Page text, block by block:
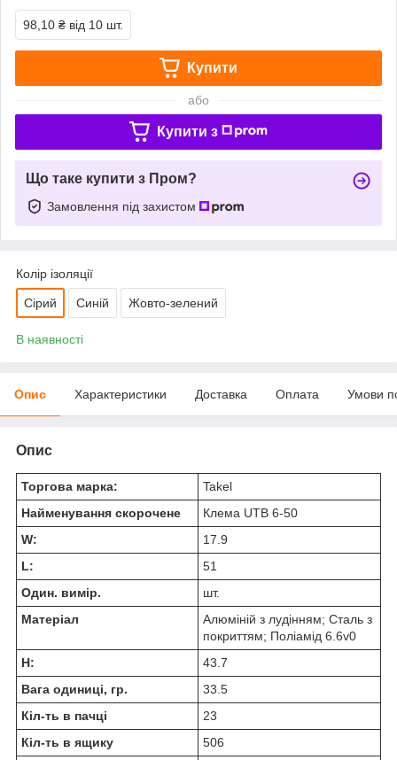
98,10 ₴ від 10 шт.
Купити
або
Купити з
Що таке купити з Пром?
Замовлення під захистом
Колір ізоляції
Сірий Синій Жовто-зелений
В наявності
Опис Характеристики Доставка Оплата Умови
Опис
Торгова марка:
Takel
Найменування скорочене
Клема UTB 6-50
W:
17.9
L:
51
Один. вимір.
шт.
Матеріал
Алюміній з лудінням; Сталь з
покриттям; Поліамід 6.6v0
H:
43.7
Вага одиниці, гр.
33.5
Кіл-ть в пачці
23
Кіл-ть в ящику
506